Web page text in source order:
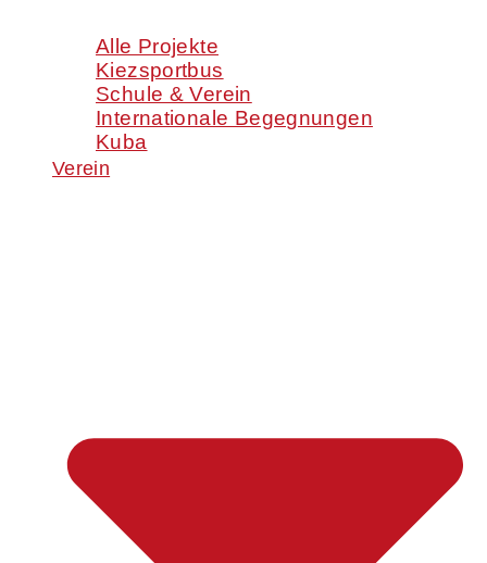
Alle Projekte
Kiezsportbus
Schule & Verein
Internationale Begegnungen
Kuba
Verein